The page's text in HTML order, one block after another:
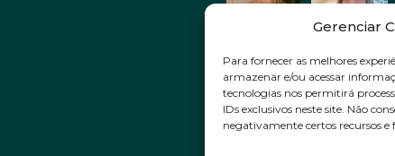
Gerenciar
Para fornecer as melhores
armazenar e/ou acessar
tecnologias nos permitirá
IDs exclusivos neste site. Não
negativamente certos recursos e
Siga no